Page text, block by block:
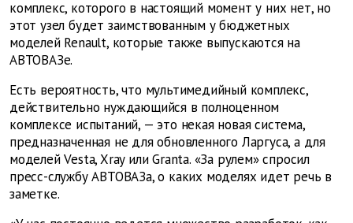
комплекс, которого в настоящий момент у них нет, но
этот узел будет заимствованным у бюджетных
моделей Renault, которые также выпускаются на
АВТОВАЗе.
Есть вероятность, что мультимедийный комплекс,
действительно нуждающийся в полноценном
комплексе испытаний, — это некая новая система,
предназначенная не для обновленного Ларгуса, а для
моделей Vesta, Xray или Granta. «За рулем» спросил
пресс-службу АВТОВАЗа, о каких моделях идет речь в
заметке.